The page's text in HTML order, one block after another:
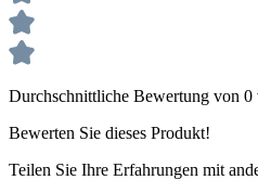
Durchschnittliche Bewertung von 0
Bewerten Sie dieses Produkt!
Teilen Sie Ihre Erfahrungen mit